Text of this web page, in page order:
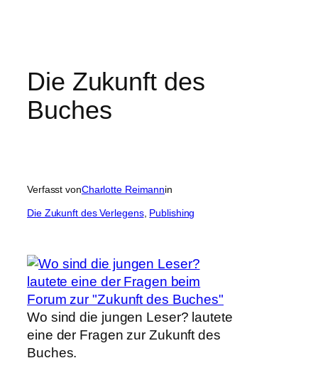
Die Zukunft des
Buches
Verfasst vonCharlotte Reimannin
Die Zukunft des Verlegens, Publishing
Wo sind die jungen Leser? lautete
eine der Fragen zur Zukunft des
Buches.